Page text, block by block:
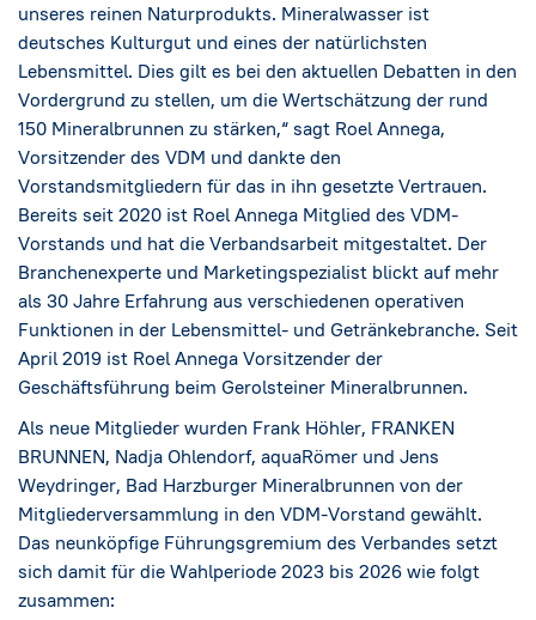
unseres reinen Naturprodukts. Mineralwasser ist
deutsches Kulturgut und eines der natürlichsten
Lebensmittel. Dies gilt es bei den aktuellen Debatten in den
Vordergrund zu stellen, um die Wertschätzung der rund
150 Mineralbrunnen zu stärken,“ sagt Roel Annega,
Vorsitzender des VDM und dankte den
Vorstandsmitgliedern für das in ihn gesetzte Vertrauen.
Bereits seit 2020 ist Roel Annega Mitglied des VDM-
Vorstands und hat die Verbandsarbeit mitgestaltet. Der
Branchenexperte und Marketingspezialist blickt auf mehr
als 30 Jahre Erfahrung aus verschiedenen operativen
Funktionen in der Lebensmittel- und Getränkebranche. Seit
April 2019 ist Roel Annega Vorsitzender der
Geschäftsführung beim Gerolsteiner Mineralbrunnen.
Als neue Mitglieder wurden Frank Höhler, FRANKEN
BRUNNEN, Nadja Ohlendorf, aquaRömer und Jens
Weydringer, Bad Harzburger Mineralbrunnen von der
Mitgliederversammlung in den VDM-Vorstand gewählt.
Das neunköpfige Führungsgremium des Verbandes setzt
sich damit für die Wahlperiode 2023 bis 2026 wie folgt
zusammen: